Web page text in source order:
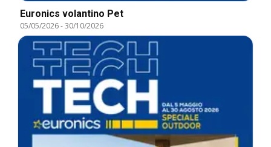
Euronics volantino Pet
05/05/2026-30/10/2026